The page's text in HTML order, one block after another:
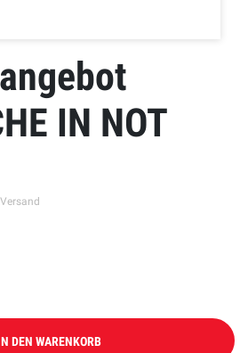
IN NOT
DEN WARENKORB